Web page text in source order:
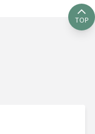
TOP